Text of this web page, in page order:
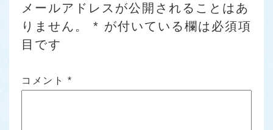
メールアドレスが公開されることはあ
りません。
* が付いている欄は必須項
目です
コメント *